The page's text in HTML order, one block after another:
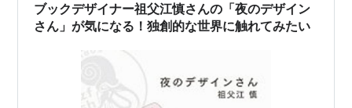
ブックデザイナー祖父江慎さんの「夜のデザイン
さん」が気になる！独創的な世界に触れてみたい